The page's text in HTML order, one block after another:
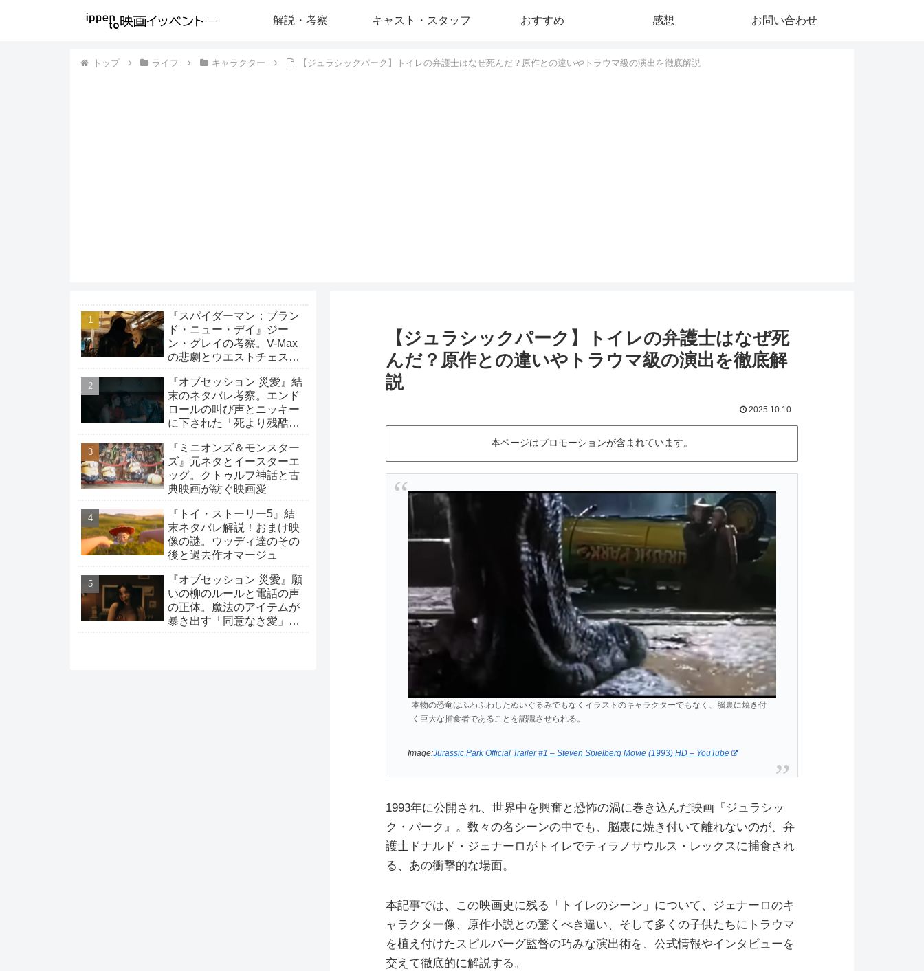
解説・考察 キャスト・スタッフ おすすめ 感想 お問い合わせ
トップ ライフ キャラクター 【ジュラシックパーク】トイレの弁護士はなぜ死んだ？原作との違いやトラウマ級の演出を徹底解説
【ジュラシックパーク】トイレの弁護士はなぜ死
んだ？原作との違いやトラウマ級の演出を徹底解
説
2025.10.10
本ページはプロモーションが含まれています。
本物の恐竜はふわふわしたぬいぐるみでもなくイラストのキャラクターでもなく、脳裏に焼き付
く巨大な捕食者であることを認識させられる。
Image:Jurassic Park Official Trailer #1 – Steven Spielberg Movie (1993) HD – YouTube
1993年に公開され、世界中を興奮と恐怖の渦に巻き込んだ映画『ジュラシッ
ク・パーク』。数々の名シーンの中でも、脳裏に焼き付いて離れないのが、弁
護士ドナルド・ジェナーロがトイレでティラノサウルス・レックスに捕食され
る、あの衝撃的な場面。
本記事では、この映画史に残る「トイレのシーン」について、ジェナーロのキ
ャラクター像、原作小説との驚くべき違い、そして多くの子供たちにトラウマ
を植え付けたスピルバーグ監督の巧みな演出術を、公式情報やインタビューを
交えて徹底的に解説する。
『スパイダーマン：ブラン
ド・ニュー・デイ』ジー
ン・グレイの考察。V-Max
の悲劇とウエストチェスタ
『オブセッション 災愛』結
末のネタバレ考察。エンド
ロールの叫び声とニッキー
に下された「死より残酷な
『ミニオンズ＆モンスター
ズ』元ネタとイースターエ
ッグ。クトゥルフ神話と古
典映画が紡ぐ映画愛
『トイ・ストーリー5』結
末ネタバレ解説！おまけ映
像の謎。ウッディ達のその
後と過去作オマージュ
『オブセッション 災愛』願
いの柳のルールと電話の声
の正体。魔法のアイテムが
暴き出す「同意なき愛」の